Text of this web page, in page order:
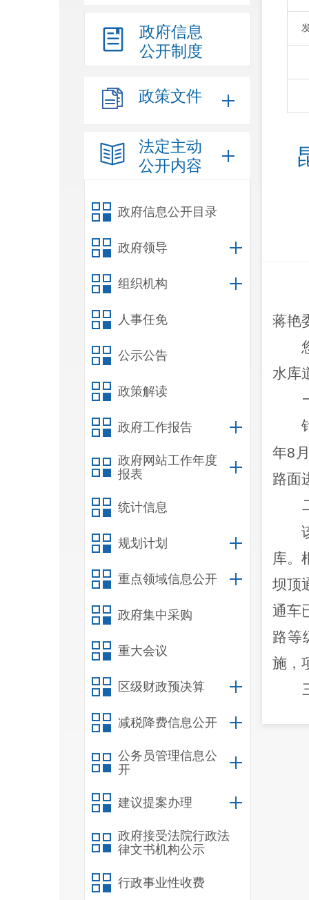
政府信息
公开制度
政策文件
法定主动
公开内容
政府信息公开目录
政府领导
组织机构
人事任免
公示公告
政策解读
政府工作报告
政府网站工作年度
报表
统计信息
规划计划
重点领域信息公开
政府集中采购
重大会议
区级财政预决算
减税降费信息公开
公务员管理信息公
开
建议提案办理
政府接受法院行政法
律文书机构公示
行政事业性收费
蒋艳
水库
年8
路面
库。
坝顶
通车
路等
施，